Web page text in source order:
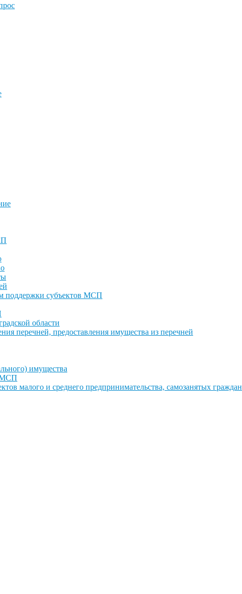
поддержки субъектов МСП
области
перечней, предоставления имущества из перечней
имущества
малого и среднего предпринимательства, самозанятых граждан